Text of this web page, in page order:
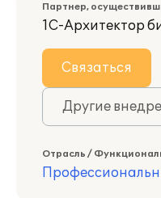
Партнер,
1С-Архитектор
Связаться
Другие
Отрасль /